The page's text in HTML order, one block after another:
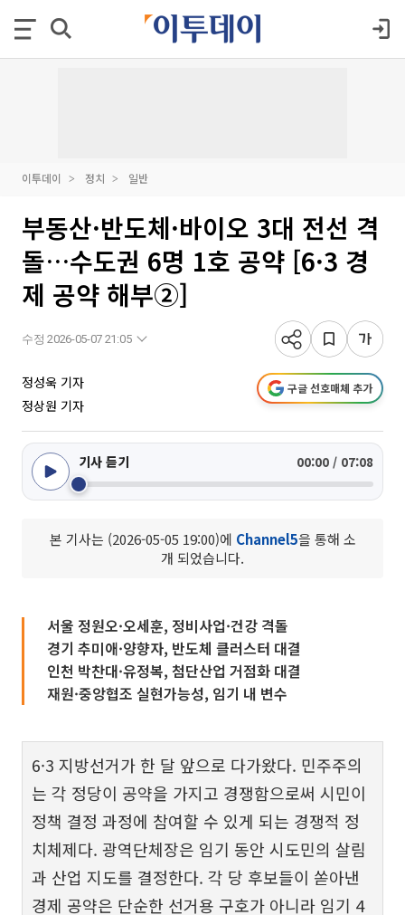
이투데이 정치 일반
부동산·반도체·바이오 3대 전선 격
돌…수도권 6명 1호 공약 [6·3 경
제 공약 해부②]
수정 2026-05-07 21:05
정성욱 기자
정상원 기자
구글 선호매체 추가
기사 듣기 00:00 / 07:08
본 기사는 (2026-05-05 19:00)에 Channel5을 통해 소
개 되었습니다.
서울 정원오·오세훈, 정비사업·건강 격돌
경기 추미애·양향자, 반도체 클러스터 대결
인천 박찬대·유정복, 첨단산업 거점화 대결
재원·중앙협조 실현가능성, 임기 내 변수
6·3 지방선거가 한 달 앞으로 다가왔다. 민주주의
는 각 정당이 공약을 가지고 경쟁함으로써 시민이
정책 결정 과정에 참여할 수 있게 되는 경쟁적 정
치체제다. 광역단체장은 임기 동안 시도민의 살림
과 산업 지도를 결정한다. 각 당 후보들이 쏟아낸
경제 공약은 단순한 선거용 구호가 아니라 임기 4